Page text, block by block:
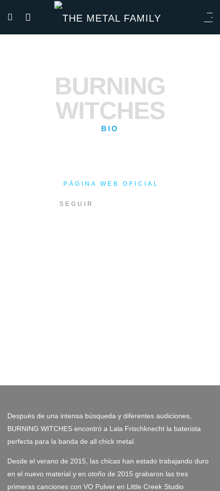
BURNING
WITCHES
BIO
PÁGINA WEB OFICIAL
SEGUIR
Después de una intensa búsqueda y diferentes audiciones,
BURNING WITCHES encontró a Lala Frischknecht la baterista
perfecta para la banda de all chick metal.
Desde el verano de 2015, las chicas han estado trabajando duro
en el nuevo material y en otoño de 2015 grabaron las tres
primeras canciones con VO Pulver en Little Creek Studio